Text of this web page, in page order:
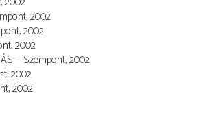
2002
2002
2002
– Szempont, 2002
2002
2002